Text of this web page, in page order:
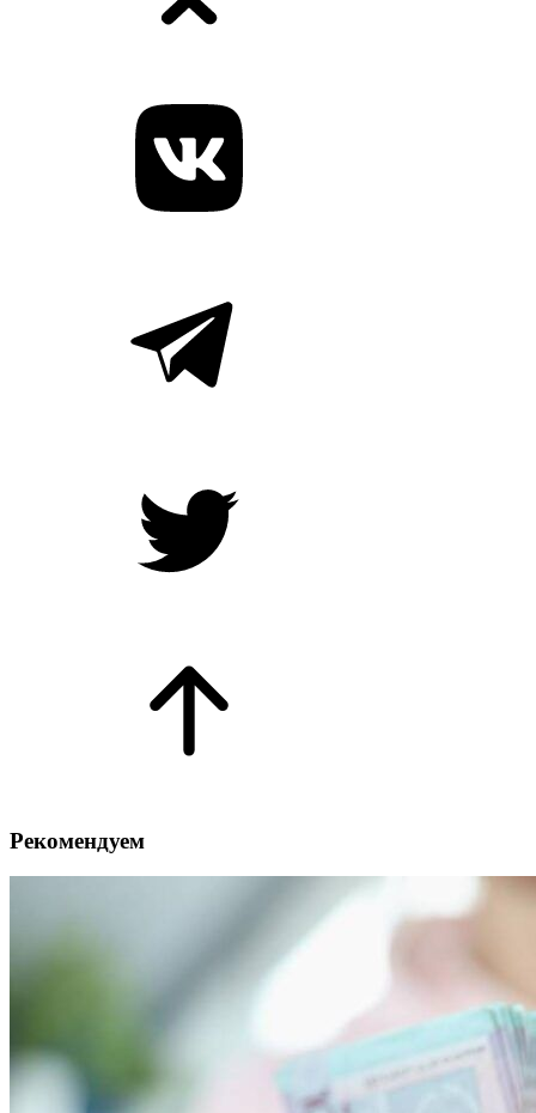
Рекомендуем